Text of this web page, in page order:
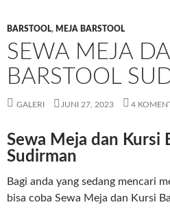
BARSTOOL, MEJA BARSTOOL
SEWA MEJA
BARSTOOL
GALERI JUNI 27, 2023 4
Sewa Meja dan Kursi
Sudirman
Bagi anda yang sedang mencari
bisa coba Sewa Meja dan Kursi